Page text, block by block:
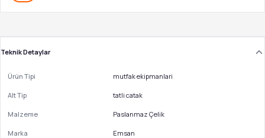
Teknik Detaylar
Ürün Tipi mutfak ekipmanlari
Alt Tip tatli catak
Malzeme Paslanmaz Çelik
Marka Emsan